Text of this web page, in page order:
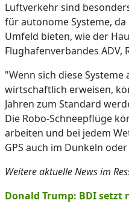
Luftverkehr sind
für autonome Systeme,
Umfeld bieten, wie der
Flughafenverbandes ADV,
"Wenn sich diese Systeme
wirtschaftlich erweisen,
Jahren zum Standard
Die Robo-Schneepflüge
arbeiten und bei jedem
GPS auch im Dunkeln
Weitere aktuelle News im
Donald Trump: BDI setzt